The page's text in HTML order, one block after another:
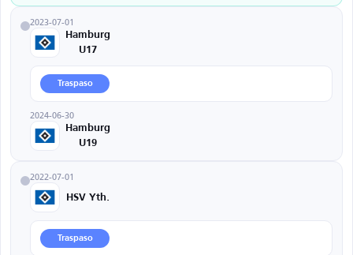
2023-07-01
Hamburg
U17
Traspaso
2024-06-30
Hamburg
U19
2022-07-01
HSV Yth.
Traspaso